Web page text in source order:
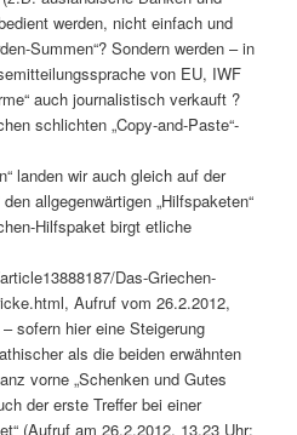
werden, nicht einfach und
Summen“? Sondern werden – in
von EU, IWF
auch journalistisch verkauft ?
schlichten „Copy-and-Paste“-
landen wir auch gleich auf der
allgegenwärtigen „Hilfspaketen“
Hilfspaket birgt etliche
Das-Griechen-
Aufruf vom 26.2.2012,
sofern hier eine Steigerung
als die beiden erwähnten
vorne „Schenken und Gutes
der erste Treffer bei einer
(Aufruf am 26.2.2012, 13.23 Uhr: